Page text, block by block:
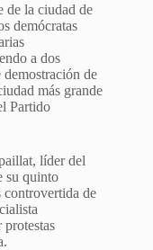
de la ciudad de
demócratas
a dos
demostración de
más grande
Partido
líder del
su quinto
controvertida de
protestas